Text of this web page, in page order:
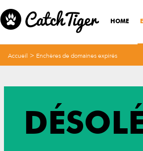
HOME
Accueil > Enchères de domaines expirés